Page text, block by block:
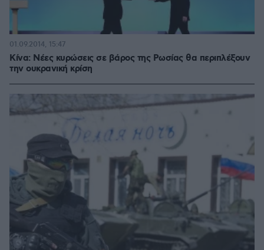
Κίνα: Νέες κυρώσεις σε βάρος της Ρωσίας θα περιπλέξουν
την ουκρανική κρίση
01.09.2014, 15:47